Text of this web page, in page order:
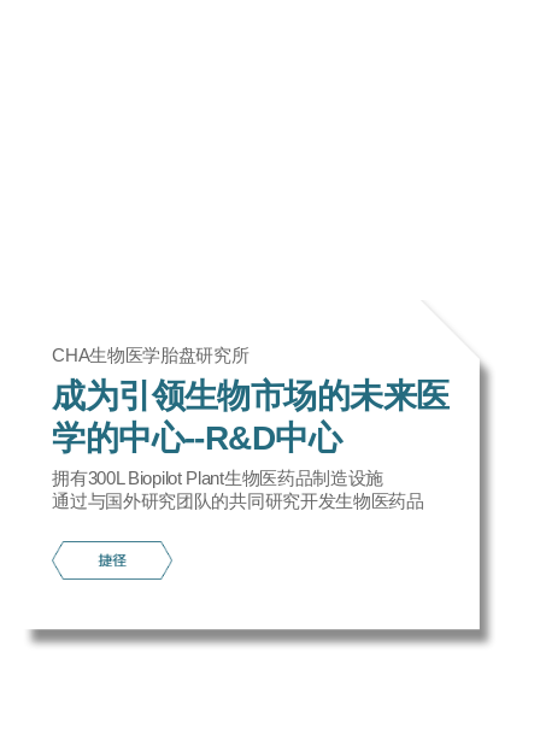
CHA生物医学胎盘研究所
成为引领生物市场的未来医
学的中心--R&D中心
拥有300L Biopilot Plant生物医药品制造设施
通过与国外研究团队的共同研究开发生物医药品